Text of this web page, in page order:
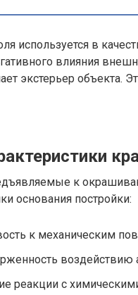
используется в
влияния
экстерьер объекта.
к
основания постройки:
к механическим
воздействию
реакции с